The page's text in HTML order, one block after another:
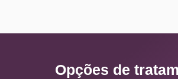
Opções de